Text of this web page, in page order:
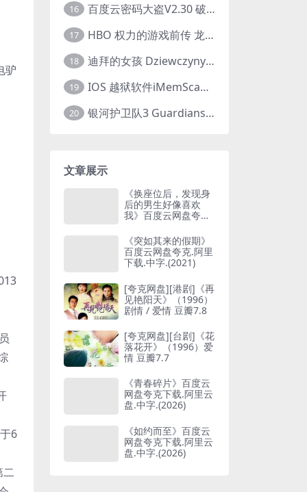
驴
6
16 百度云密码大盗V2.30 破解分享链接提取码
17 HBO 权力的游戏前传 龙之家族 House of the Dragon (2022) 中字 1080P 更新4集
18 迪拜的女孩 Dziewczyny z Dubaju (2021) 1080P 中字
19 IOS 越狱软件iMemScan version1.2.6 游戏内存修改器
20 银河护卫队3 Guardians of the Galaxy Vol. 3 (2023)4K高清资源1080p只分享精品
文章展示
《换座位后，发现身
后的男生好像喜欢
我》百度云网盘夸克
(2026)
《突如其来的假期》
百度云网盘夸克.阿里
下载.中字.(2021)
[夸克网盘][港剧]《再
见艳阳天》（1996）
剧情 / 爱情 豆瓣7.8
[夸克网盘][台剧]《花
落花开》（1996）爱
情 豆瓣7.7
《青春碎片》百度云
网盘夸克下载.阿里云
盘.中字.(2026)
《如约而至》百度云
网盘夸克下载.阿里云
盘.中字.(2026)